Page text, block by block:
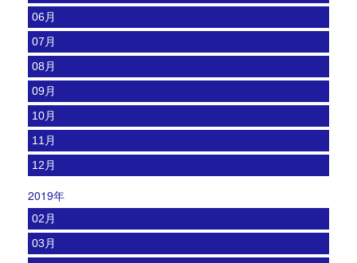
06月
07月
08月
09月
10月
11月
12月
2019年
02月
03月